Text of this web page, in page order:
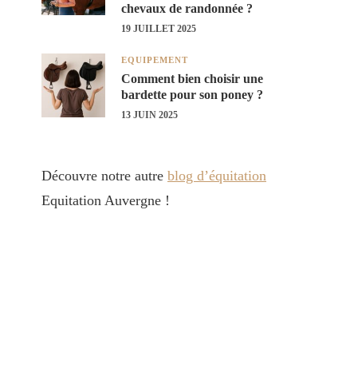
chevaux de randonnée ?
19 JUILLET 2025
EQUIPEMENT
Comment bien choisir une
bardette pour son poney ?
13 JUIN 2025
Découvre notre autre blog d’équitation
Equitation Auvergne !